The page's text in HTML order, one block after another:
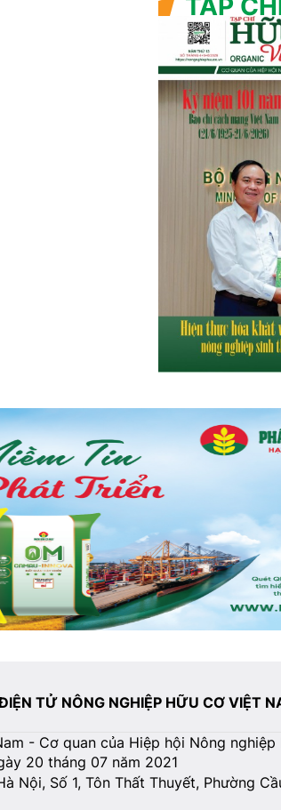
TẠP
TỬ NÔNG NGHIỆP HỮU CƠ VIỆT
- Cơ quan của Hiệp hội Nông nghiệp
20 tháng 07 năm 2021
Nội, Số 1, Tôn Thất Thuyết, Phường